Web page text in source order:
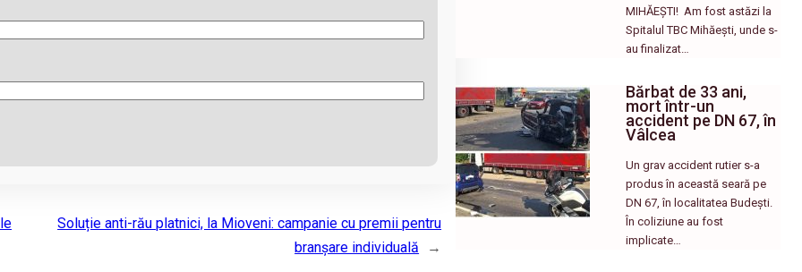
Soluție anti-rău platnici, la Mioveni: campanie cu premii pentru
branșare individuală
→
MIHĂEȘTI! ​ Am fost astăzi la
Spitalul TBC Mihăești, unde s-
au finalizat…
Bărbat de 33 ani,
mort într-un
accident pe DN 67, în
Vâlcea
Un grav accident rutier s-a
produs în această seară pe
DN 67, în localitatea Budești.
În coliziune au fost
implicate…